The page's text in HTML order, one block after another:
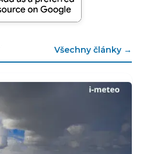
Všechny články →